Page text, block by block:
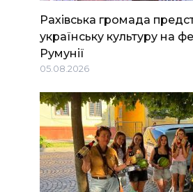
Рахівська громада
українську культуру на
Румунії
05.08.2026